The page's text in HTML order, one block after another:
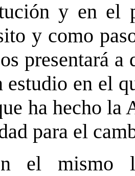
y en el
y como
presentará
estudio en el
ha hecho
para el
el mismo